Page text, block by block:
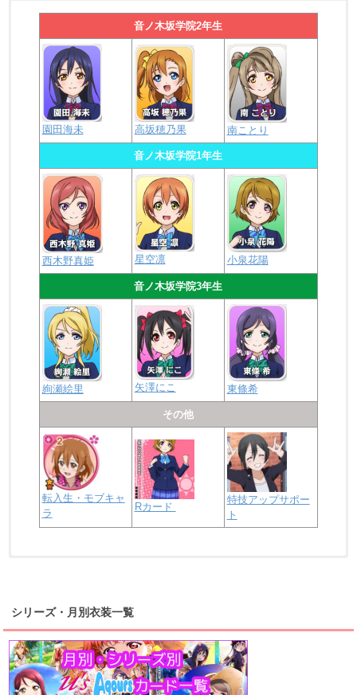
音ノ木坂学院2年生
園田海未 高坂穂乃果 南ことり
音ノ木坂学院1年生
西木野真姫 星空凛 小泉花陽
音ノ木坂学院3年生
絢瀬絵里 矢澤にこ 東條希
その他
転入生・モブキャ
ラ
Rカード
特技アップサポー
ト
桜内梨子 高海千歌 渡辺曜
浦の星女学院1年生
上原歩夢 宮下愛 優木せつ菜
虹ヶ咲学園1年生
シリーズ・月別衣装一覧